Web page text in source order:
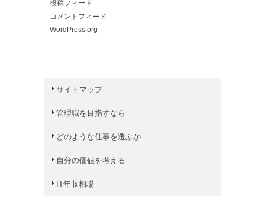
投稿フィード
コメントフィード
WordPress.org
サイトマップ
管理職を目指すなら
どのような仕事を選ぶか
自分の価値を考える
IT年収相場